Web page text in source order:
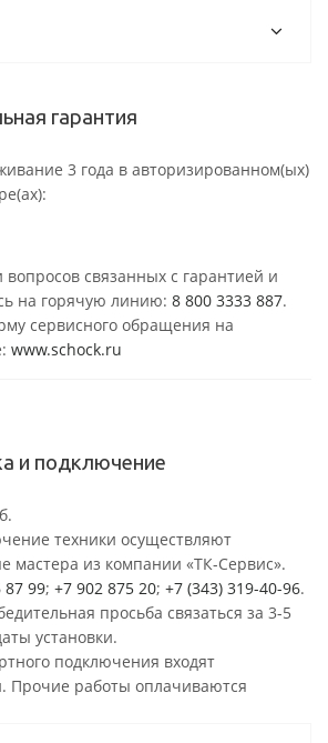
гарантия
3 года в авторизированном(ых)
связанных с гарантией и
на горячую линию: 8 800 3333 887.
сервисного обращения на
www.schock.ru
и подключение
техники осуществляют
мастера из компании «ТК-Сервис».
87 99; +7 902 875 20; +7 (343) 319-40-96.
просьба связаться за 3-5
установки.
подключения входят
Прочие работы оплачиваются